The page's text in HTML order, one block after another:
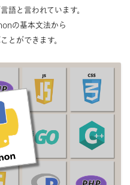
語と言われています。
の基本文法から
とができます。